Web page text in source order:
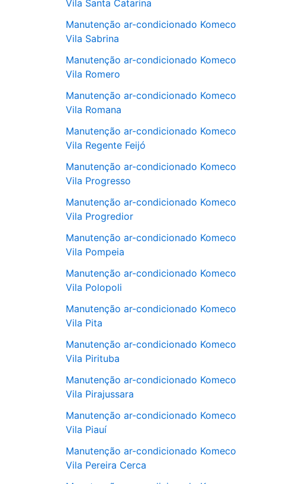
Vila Santa Catarina
Manutenção ar-condicionado Komeco
Vila Sabrina
Manutenção ar-condicionado Komeco
Vila Romero
Manutenção ar-condicionado Komeco
Vila Romana
Manutenção ar-condicionado Komeco
Vila Regente Feijó
Manutenção ar-condicionado Komeco
Vila Progresso
Manutenção ar-condicionado Komeco
Vila Progredior
Manutenção ar-condicionado Komeco
Vila Pompeia
Manutenção ar-condicionado Komeco
Vila Polopoli
Manutenção ar-condicionado Komeco
Vila Pita
Manutenção ar-condicionado Komeco
Vila Pirituba
Manutenção ar-condicionado Komeco
Vila Pirajussara
Manutenção ar-condicionado Komeco
Vila Piauí
Manutenção ar-condicionado Komeco
Vila Pereira Cerca